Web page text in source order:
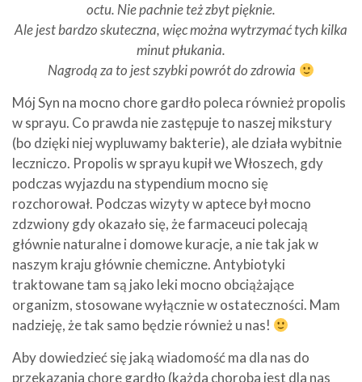
octu. Nie pachnie też zbyt pięknie.
Ale jest bardzo skuteczna, więc można wytrzymać tych kilka
minut płukania.
Nagrodą za to jest szybki powrót do zdrowia
Mój Syn na mocno chore gardło poleca również propolis
w sprayu. Co prawda nie zastępuje to naszej mikstury
(bo dzięki niej wypluwamy bakterie), ale działa wybitnie
leczniczo. Propolis w sprayu kupił we Włoszech, gdy
podczas wyjazdu na stypendium mocno się
rozchorował. Podczas wizyty w aptece był mocno
zdzwiony gdy okazało się, że farmaceuci polecają
głównie naturalne i domowe kuracje, a nie tak jak w
naszym kraju głównie chemiczne. Antybiotyki
traktowane tam są jako leki mocno obciążające
organizm, stosowane wyłącznie w ostateczności. Mam
nadzieję, że tak samo będzie również u nas!
Aby dowiedzieć się jaką wiadomość ma dla nas do
przekazania chore gardło (każda choroba jest dla nas